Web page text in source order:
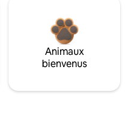
Animaux
bienvenus